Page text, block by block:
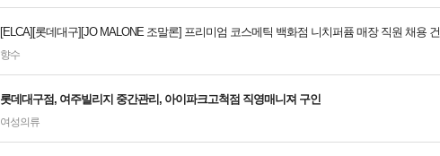
[ELCA][롯데대구][JO MALONE 조말론] 프리미엄 코스메틱 백화점 니치퍼퓸 매장 직원 채용 건
향수
롯데대구점, 여주빌리지 중간관리, 아이파크고척점 직영매니져 구인
여성의류